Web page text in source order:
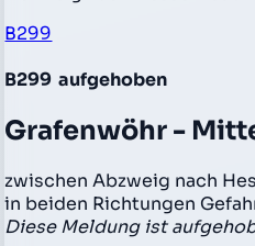
B299
B299 aufgehoben
Grafenwöhr -
zwischen Abzweig nach
in beiden Richtungen
Diese Meldung ist